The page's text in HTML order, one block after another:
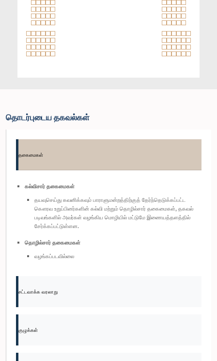
தொடர்புடைய தகவல்கள்
தகைமைகள்
கல்விசார் தகைமைகள்
தயவுசெய்து கவனிக்கவும் பாராளுமன்றத்திற்குத் தேர்ந்தெடுக்கப்பட்ட
கௌரவ உறுப்பினர்களின் கல்வி மற்றும் தொழில்சார் தகைமைகள், தகவல்
படிவங்களில் அவர்கள் வழங்கிய மொழியில் மட்டுமே இணையத்தளத்தில்
சேர்க்கப்பட்டுள்ளன.
தொழில்சார் தகைமைகள்
வழங்கப்படவில்லை
சட்டவாக்க வரலாறு
குழுக்கள்